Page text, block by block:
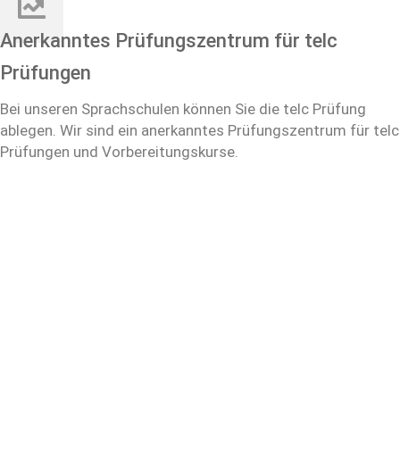
Anerkanntes Prüfungszentrum für telc
Prüfungen
Bei unseren Sprachschulen können Sie die telc Prüfung
ablegen. Wir sind ein anerkanntes Prüfungszentrum für telc
Prüfungen und Vorbereitungskurse.